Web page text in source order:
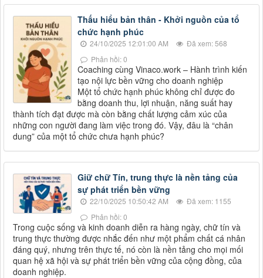
Thấu hiểu bản thân - Khởi nguồn của tổ
chức hạnh phúc
24/10/2025 12:01:00 AM
Đã xem: 568
Phản hồi: 0
Coaching cùng Vinaco.work – Hành trình kiến
tạo nội lực bền vững cho doanh nghiệp
Một tổ chức hạnh phúc không chỉ được đo
bằng doanh thu, lợi nhuận, năng suất hay
thành tích đạt được mà còn bằng chất lượng cảm xúc của
những con người đang làm việc trong đó. Vậy, đâu là “chân
dung” của một tổ chức chưa hạnh phúc?
Giữ chữ Tín, trung thực là nền tảng của
sự phát triển bền vững
22/10/2025 10:50:42 AM
Đã xem: 1155
Phản hồi: 0
Trong cuộc sống và kinh doanh diễn ra hàng ngày, chữ tín và
trung thực thường được nhắc đến như một phẩm chất cá nhân
đáng quý, nhưng trên thực tế, nó còn là nền tảng cho mọi mối
quan hệ xã hội và sự phát triển bền vững của cộng đồng, của
doanh nghiệp.